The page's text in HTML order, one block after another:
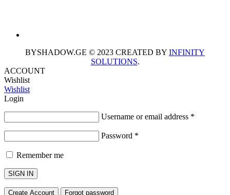
BYSHADOW.GE © 2023 CREATED BY INFINITY
SOLUTIONS.
ACCOUNT
Wishlist
Wishlist
Login
Username or email address *
Password *
Remember me
SIGN IN
Create Account Forgot password